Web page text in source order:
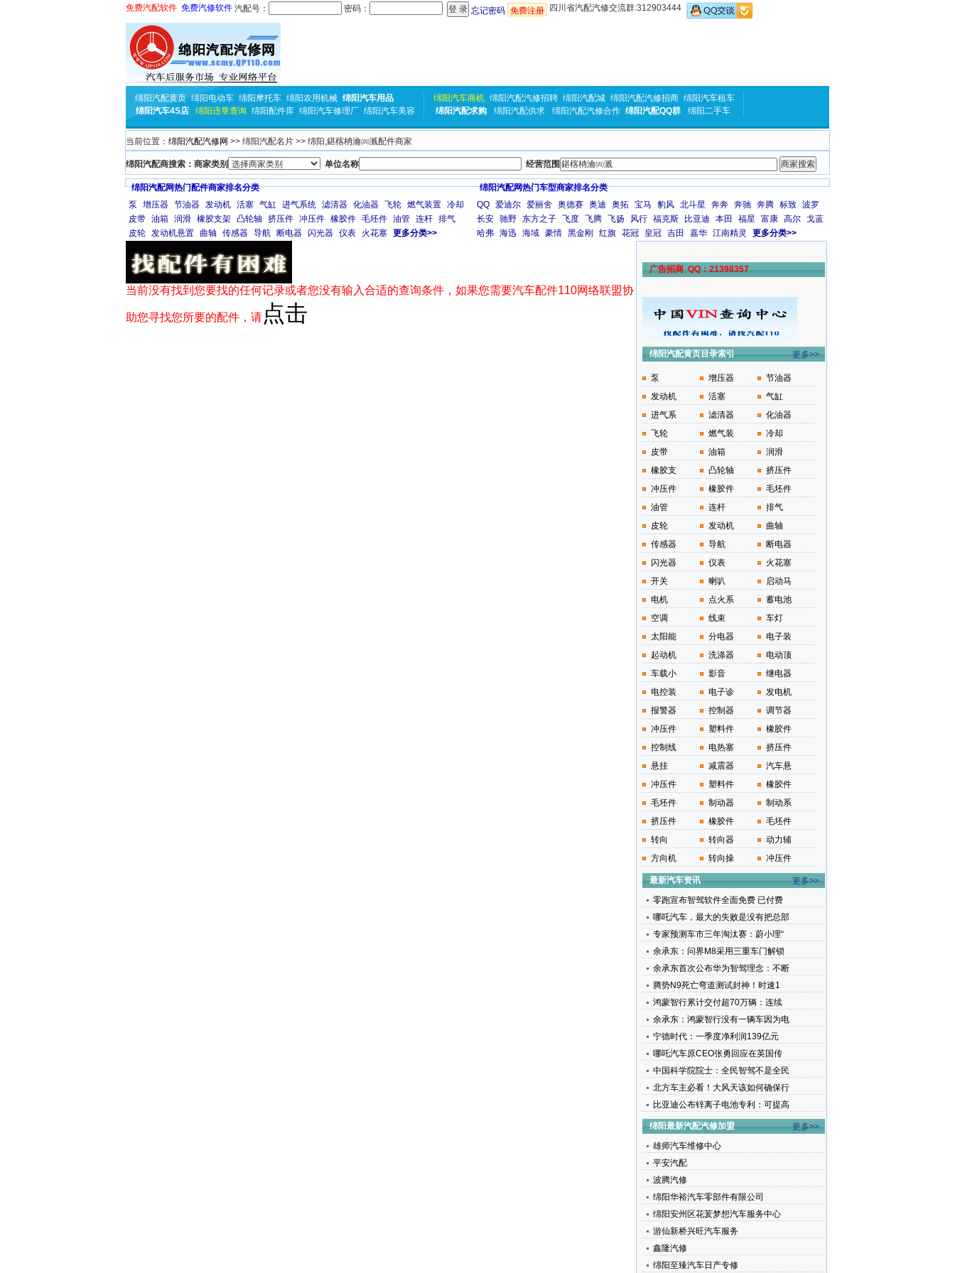
免费汽配软件 免费汽修软件 汽配号： 密码： 忘记密码 免费注册 四川省汽配汽修交流群:312903444
绵阳汽配黄页 绵阳电动车 绵阳摩托车 绵阳农用机械 绵阳汽车用品
绵阳汽车4S店
绵阳违章查询 绵阳配件库 绵阳汽车修理厂 绵阳汽车美容
绵阳汽车商机 绵阳汽配汽修招聘 绵阳汽配城 绵阳汽配汽修招商 绵阳汽车租车
绵阳汽配求购
绵阳汽配供求 绵阳汽配汽修合作 绵阳汽配QQ群 绵阳二手车
当前位置： 绵阳汽配汽修网 >> 绵阳汽配名片 >> 绵阳,鍖楁柟瀹㈣溅配件商家
绵阳汽配商搜索：商家类别 单位名称 经营范围
绵阳汽配网热门配件商家排名分类
泵
增压器 节油器 发动机 活塞 气缸 进气系统 滤清器 化油器 飞轮 燃气装置 冷却
皮带 油箱 润滑 橡胶支架 凸轮轴 挤压件 冲压件 橡胶件 毛坯件 油管 连杆 排气
皮轮 发动机悬置 曲轴 传感器 导航 断电器 闪光器 仪表 火花塞 更多分类>>
绵阳汽配网热门车型商家排名分类
QQ 爱迪尔 爱丽舍 奥德赛 奥迪 奥拓 宝马 豹风 北斗星 奔奔 奔驰 奔腾 标致 波罗
长安 驰野 东方之子 飞度 飞腾 飞扬 风行 福克斯 比亚迪 本田 福星 富康 高尔 戈蓝
哈弗 海迅 海域 豪情 黑金刚 红旗 花冠 皇冠 吉田 嘉华 江南精灵 更多分类>>
当前没有找到您要找的任何记录或者您没有输入合适的查询条件，如果您需要汽车配件110网络联盟协
助您寻找您所要的配件，请 点击
广告招商 QQ：21398357
绵阳汽配黄页目录索引 更多>>
泵 增压器
节油器
发动机
活塞
气缸
进气系
滤清器
化油器
飞轮
燃气装
冷却
皮带
油箱
润滑
橡胶支
凸轮轴
挤压件
冲压件
橡胶件
毛坯件
油管
连杆
排气
皮轮
发动机
曲轴
传感器
导航
断电器
闪光器
仪表
火花塞
开关
喇叭
启动马
电机
点火系
蓄电池
空调
线束
车灯
太阳能
分电器
电子装
起动机
洗涤器
电动顶
车载小
影音
继电器
电控装
电子诊
发电机
报警器
控制器
调节器
冲压件
塑料件
橡胶件
控制线
电热塞
挤压件
悬挂
减震器
汽车悬
冲压件
塑料件
橡胶件
毛坯件
制动器
制动系
挤压件
橡胶件
毛坯件
转向
转向器
动力辅
方向机
转向操 冲压件
最新汽车资讯
更多>>
零跑宣布智驾软件全面免费 已付费
哪吒汽车，最大的失败是没有把总部
专家预测车市三年淘汰赛：蔚小理“
余承东：问界M8采用三重车门解锁
余承东首次公布华为智驾理念：不断
腾势N9死亡弯道测试封神！时速1
鸿蒙智行累计交付超70万辆：连续
余承东：鸿蒙智行没有一辆车因为电
宁德时代：一季度净利润139亿元
哪吒汽车原CEO张勇回应在英国传
中国科学院院士：全民智驾不是全民
北方车主必看！大风天该如何确保行
比亚迪公布锌离子电池专利：可提高
绵阳最新汽配汽修加盟
更多>>
雄师汽车维修中心
平安汽配
波腾汽修
绵阳华裕汽车零部件有限公司
绵阳安州区花荄梦想汽车服务中心
游仙新桥兴旺汽车服务
鑫隆汽修
绵阳至臻汽车日产专修